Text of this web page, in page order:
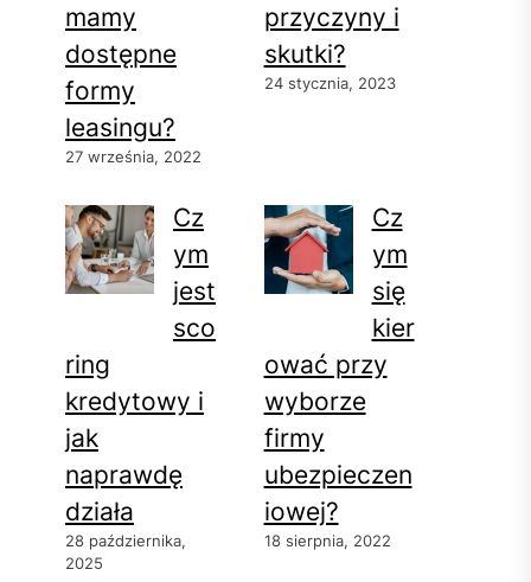
mamy
dostępne
formy
leasingu?
27 września, 2022
przyczyny i
skutki?
24 stycznia, 2023
Cz
ym
jest
sco
ring
kredytowy i
jak
naprawdę
działa
28 października,
2025
Cz
ym
się
kier
ować przy
wyborze
firmy
ubezpieczen
iowej?
18 sierpnia, 2022